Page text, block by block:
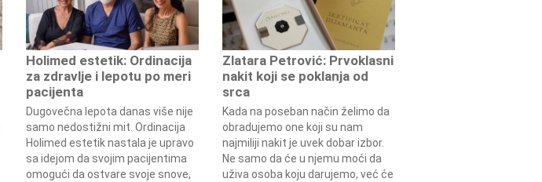
Holimed estetik: Ordinacija
za zdravlje i lepotu po meri
pacijenta
Dugovečna lepota danas više nije
samo nedostižni mit. Ordinacija
Holimed estetik nastala je upravo
sa idejom da svojim pacijentima
omogući da ostvare svoje snove,
Zlatara Petrović: Prvoklasni
nakit koji se poklanja od
srca
Kada na poseban način želimo da
obradujemo one koji su nam
najmiliji nakit je uvek dobar izbor.
Ne samo da će u njemu moći da
uživa osoba koju darujemo, već će